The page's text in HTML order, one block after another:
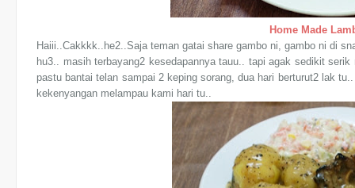
Home Made
Haiii..Cakkkk..he2..Saja teman gatai share gambo ni, gambo ni di
hu3.. masih terbayang2 kesedapannya tauu.. tapi agak sedikit
pastu bantai telan sampai 2 keping sorang, dua hari berturut2 lak
kekenyangan melampau kami hari tu..